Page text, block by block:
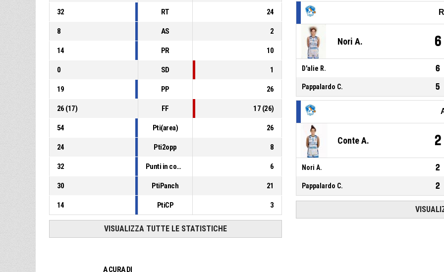
32 RT 24
8 AS 2
14 PR 10
0 SD 1
19 PP 26
26 (17) FF 17 (26)
54 Pti(area) 26
24 Pti2opp 8
32 Punti in contropiede 6
30 PtiPanch 21
14 PtiCP 3
VISUALIZZA TUTTE LE STATISTICHE
Nori A. 6
D'alie R. 6
Pappalardo C. 5
Conte A. 2
Nori A. 2
Pappalardo C. 2
A CURA DI